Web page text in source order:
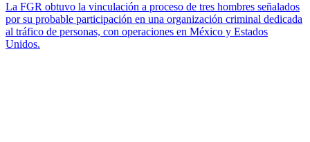
La FGR obtuvo la vinculación a proceso de tres hombres señalados
por su probable participación en una organización criminal dedicada
al tráfico de personas, con operaciones en México y Estados
Unidos.